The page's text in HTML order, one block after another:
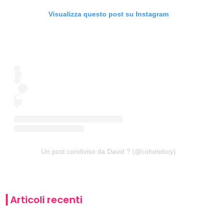
Visualizza questo post su Instagram
Un post condiviso da David ? (@coheteboy)
Articoli recenti